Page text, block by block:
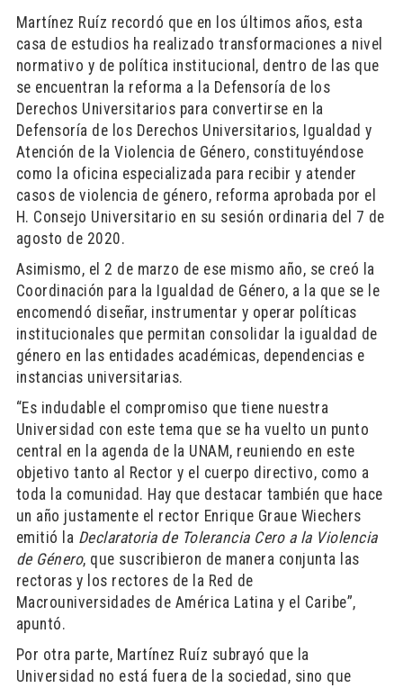
Martínez Ruíz recordó que en los últimos años, esta
casa de estudios ha realizado transformaciones a nivel
normativo y de política institucional, dentro de las que
se encuentran la reforma a la Defensoría de los
Derechos Universitarios para convertirse en la
Defensoría de los Derechos Universitarios, Igualdad y
Atención de la Violencia de Género, constituyéndose
como la oficina especializada para recibir y atender
casos de violencia de género, reforma aprobada por el
H. Consejo Universitario en su sesión ordinaria del 7 de
agosto de 2020.
Asimismo, el 2 de marzo de ese mismo año, se creó la
Coordinación para la Igualdad de Género, a la que se le
encomendó diseñar, instrumentar y operar políticas
institucionales que permitan consolidar la igualdad de
género en las entidades académicas, dependencias e
instancias universitarias.
“Es indudable el compromiso que tiene nuestra
Universidad con este tema que se ha vuelto un punto
central en la agenda de la UNAM, reuniendo en este
objetivo tanto al Rector y el cuerpo directivo, como a
toda la comunidad. Hay que destacar también que hace
un año justamente el rector Enrique Graue Wiechers
emitió la Declaratoria de Tolerancia Cero a la Violencia
de Género, que suscribieron de manera conjunta las
rectoras y los rectores de la Red de
Macrouniversidades de América Latina y el Caribe”,
apuntó.
Por otra parte, Martínez Ruíz subrayó que la
Universidad no está fuera de la sociedad, sino que